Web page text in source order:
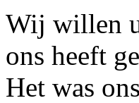
Wij willen
ons heeft
Het was